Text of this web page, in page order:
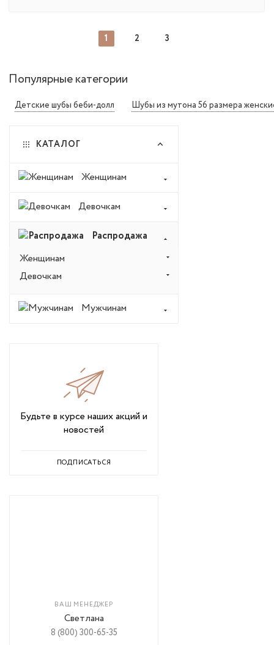
1 2 3
Популярные категории
Детские шубы беби-долл Шубы из мутона 56 размера
КАТАЛОГ
Женщинам
Девочкам
Распродажа
Женщинам
Девочкам
Мужчинам
Будьте в курсе наших акций и
новостей
ПОДПИСАТЬСЯ
ВАШ МЕНЕДЖЕР
Светлана
8 (800) 300-65-35